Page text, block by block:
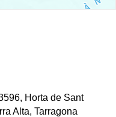
Horta de Sant
Alta, Tarragona